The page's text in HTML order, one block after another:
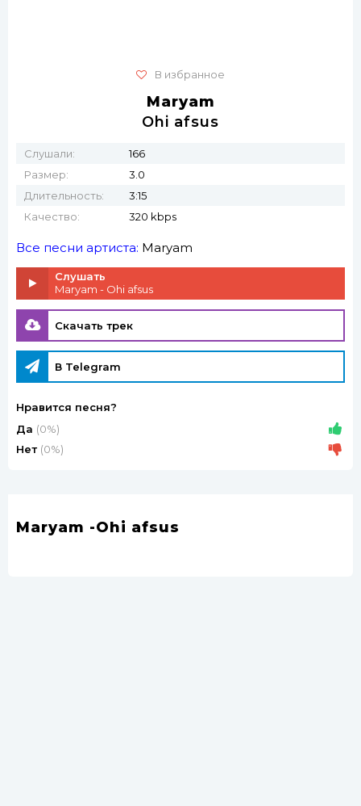
В избранное
Maryam
Ohi afsus
Слушали:
166
Размер:
3.0
Длительность:
3:15
Качество:
320 kbps
Все песни артиста: Maryam
Слушать
Maryam - Ohi afsus
Скачать трек
В Telegram
Нравится песня?
Да (0%)
Нет (0%)
Maryam -Ohi afsus